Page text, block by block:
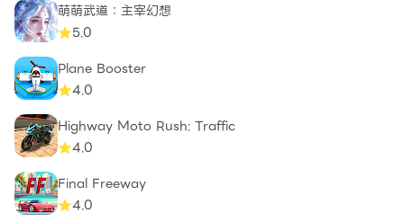
萌萌武道：主宰幻想
5.0
Plane Booster
4.0
Highway Moto Rush: Traffic
4.0
Final Freeway
4.0